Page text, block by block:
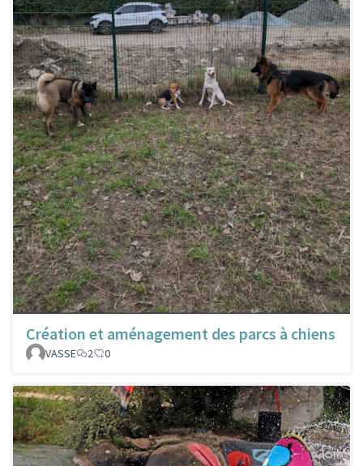
Création et aménagement des parcs à chiens
VASSE 2 0